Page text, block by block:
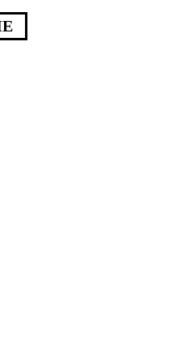
seit Version 4.4.0 veraltet!
wp-includes/functions.php